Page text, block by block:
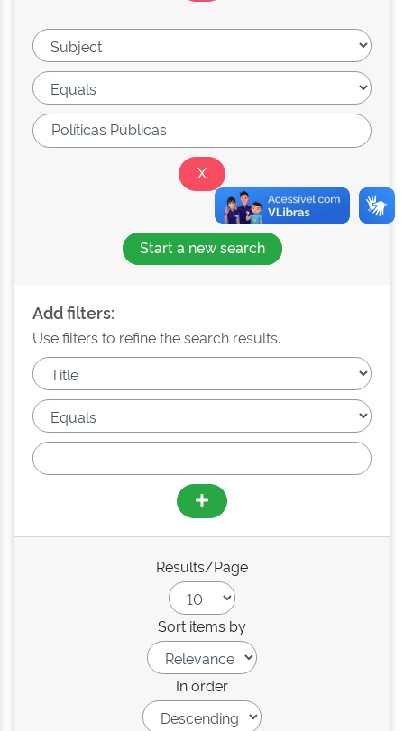
Start a new search
Add filters:
Use filters to refine the search results.
Results/Page
Sort items by
In order